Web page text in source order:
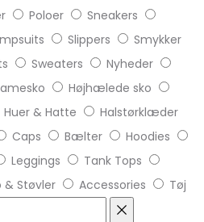
Poloer
Sneakers
Slippers
Smykker
Sweaters
Nyheder
Højhælede sko
Huer & Hatte
Halstørklæder
Caps Bælter
Hoodies
Leggings
Tank Tops
& Støvler Accessories Tøj